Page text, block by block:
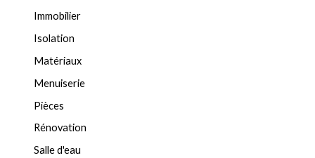
Immobilier
Isolation
Matériaux
Menuiserie
Pièces
Rénovation
Salle d'eau